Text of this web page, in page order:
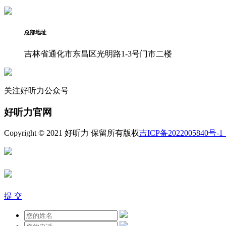
总部地址
吉林省通化市东昌区光明路1-3号门市二楼
关注好听力公众号
好听力官网
Copyright © 2021 好听力 保留所有版权吉ICP备2022005840号-1
提 交